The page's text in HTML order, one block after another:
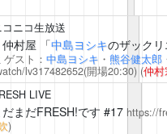
コニコ生放送
村屋 「中島ヨシキのザック
ゲスト： 中島ヨシキ ・ 熊谷健太郎
lv317482652(開場20:30) (仲村
LIVE
まだFRESH!です #17 https://
)